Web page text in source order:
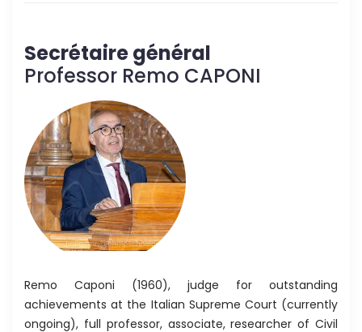
Secrétaire général
Professor Remo CAPONI
Remo Caponi (1960), judge for outstanding
achievements at the Italian Supreme Court (currently
ongoing), full professor, associate, researcher of Civil